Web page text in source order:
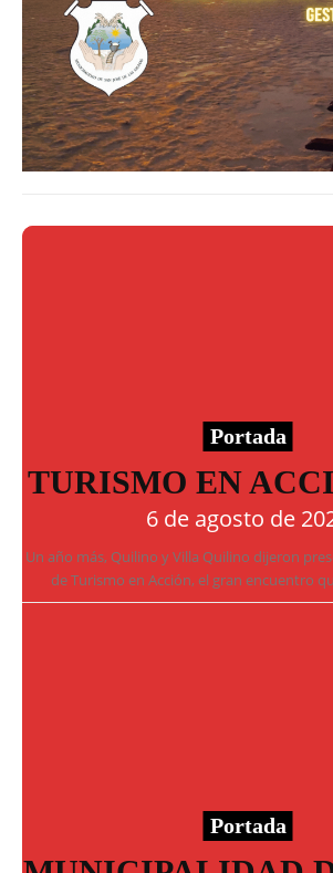
Portada
TURISMO EN
6 de agosto de
Un año más, Quilino y Villa Quilino dijeron
de Turismo en Acción, el gran encuentro
Portada